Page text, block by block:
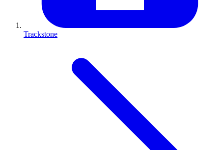
Trackstone